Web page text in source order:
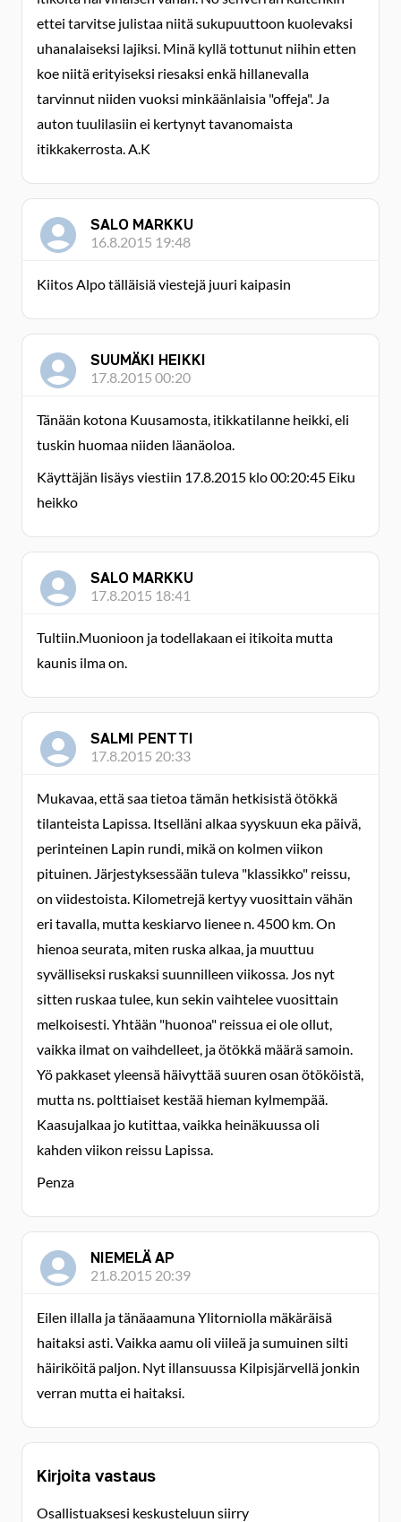
ettei tarvitse julistaa niitä sukupuuttoon kuolevaksi
uhanalaiseksi lajiksi. Minä kyllä tottunut niihin etten
koe niitä erityiseksi riesaksi enkä hillanevalla
tarvinnut niiden vuoksi minkäänlaisia "offeja". Ja
auton tuulilasiin ei kertynyt tavanomaista
itikkakerrosta. A.K
SALO MARKKU
16.8.2015 19:48
Kiitos Alpo tälläisiä viestejä juuri kaipasin
SUUMÄKI HEIKKI
17.8.2015 00:20
Tänään kotona Kuusamosta, itikkatilanne heikki, eli
tuskin huomaa niiden läanäoloa.
Käyttäjän lisäys viestiin 17.8.2015 klo 00:20:45 Eiku
heikko
SALO MARKKU
17.8.2015 18:41
Tultiin.Muonioon ja todellakaan ei itikoita mutta
kaunis ilma on.
SALMI PENTTI
17.8.2015 20:33
Mukavaa, että saa tietoa tämän hetkisistä ötökkä
tilanteista Lapissa. Itselläni alkaa syyskuun eka päivä,
perinteinen Lapin rundi, mikä on kolmen viikon
pituinen. Järjestyksessään tuleva "klassikko" reissu,
on viidestoista. Kilometrejä kertyy vuosittain vähän
eri tavalla, mutta keskiarvo lienee n. 4500 km. On
hienoa seurata, miten ruska alkaa, ja muuttuu
syvälliseksi ruskaksi suunnilleen viikossa. Jos nyt
sitten ruskaa tulee, kun sekin vaihtelee vuosittain
melkoisesti. Yhtään "huonoa" reissua ei ole ollut,
vaikka ilmat on vaihdelleet, ja ötökkä määrä samoin.
Yö pakkaset yleensä häivyttää suuren osan ötököistä,
mutta ns. polttiaiset kestää hieman kylmempää.
Kaasujalkaa jo kutittaa, vaikka heinäkuussa oli
kahden viikon reissu Lapissa.
Penza
NIEMELÄ AP
21.8.2015 20:39
Eilen illalla ja tänäaamuna Ylitorniolla mäkäräisä
haitaksi asti. Vaikka aamu oli viileä ja sumuinen silti
häiriköitä paljon. Nyt illansuussa Kilpisjärvellä jonkin
verran mutta ei haitaksi.
Kirjoita vastaus
Osallistuaksesi keskusteluun siirry